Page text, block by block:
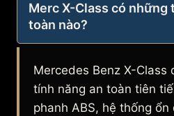
Merc X-Class có những
toàn nào?
Mercedes Benz X-Class
tính năng an toàn tiên
phanh ABS, hệ thống